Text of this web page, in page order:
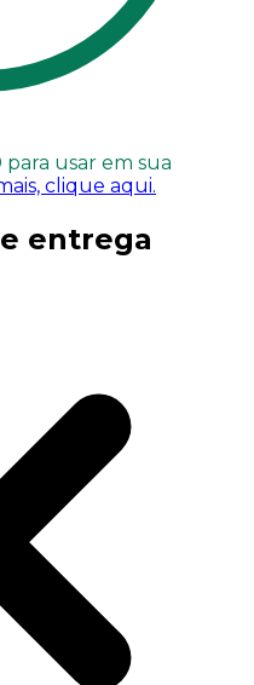
para usar em sua
clique aqui.
entrega